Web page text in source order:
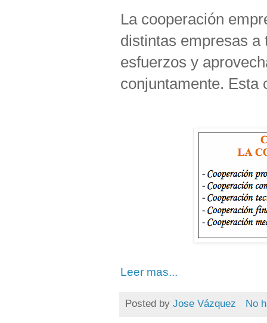
La cooperación
distintas empresas a
esfuerzos y
conjuntamente.
Leer mas...
Posted by Jose Vázquez No